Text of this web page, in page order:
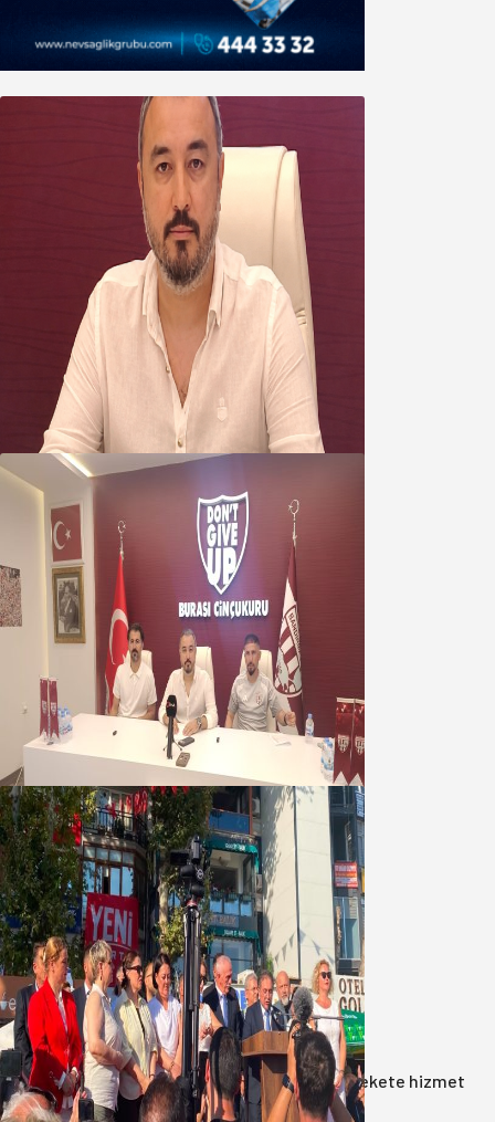
Oğuzbeyi’nden Balıkesirspor
yönetimine cevap : Herkes kendine
yakışanı yapar, buluttan nem
kapmayın!
07 Ağustos 2026
Oğuzbeyi : Transferlerde takımın
geleceğini, kulübün ekonomisini
düşündük
Yeni Parti Bandırma Teşkilatı kuruldu
06 Ağustos 2026
Anasayfa/Gündem/Akın: Benim derdim memlekete hizmet
hemşerim!